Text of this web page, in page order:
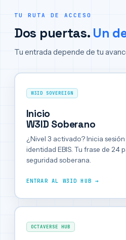
TU RUTA DE ACCESO
Dos puertas. Un
Tu entrada depende de tu
W3ID SOVEREIGN
Inicio
W3ID Soberano
¿Nivel 3 activado? Inicia
identidad EBIS. Tu frase de 24
seguridad soberana.
ENTRAR AL W3ID HUB →
OCTAVERSE HUB